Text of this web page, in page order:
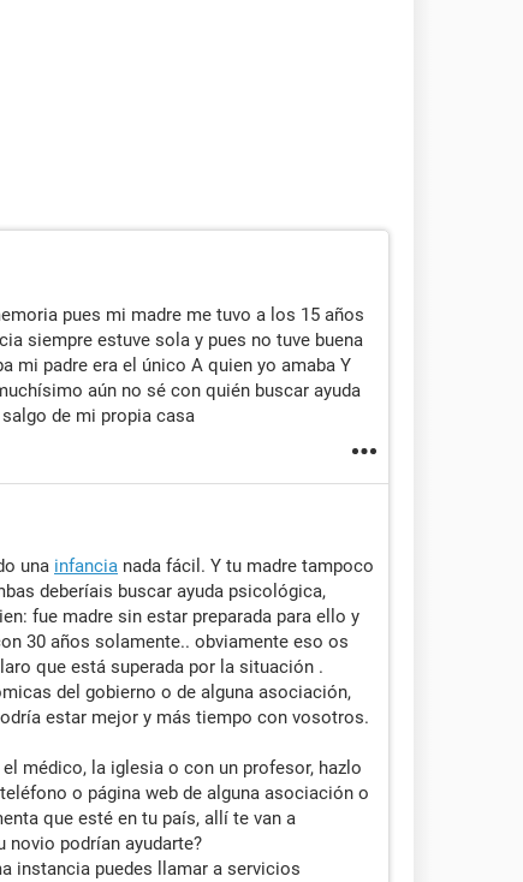
pues mi madre me tuvo a los 15 años
siempre estuve sola y pues no tuve buena
mi padre era el único A quien yo amaba Y
aún no sé con quién buscar ayuda
de mi propia casa
una infancia nada fácil. Y tu madre tampoco
deberíais buscar ayuda psicológica,
fue madre sin estar preparada para ello y
30 años solamente.. obviamente eso os
que está superada por la situación .
del gobierno o de alguna asociación,
estar mejor y más tiempo con vosotros.
médico, la iglesia o con un profesor, hazlo
o página web de alguna asociación o
que esté en tu país, allí te van a
novio podrían ayudarte?
instancia puedes llamar a servicios